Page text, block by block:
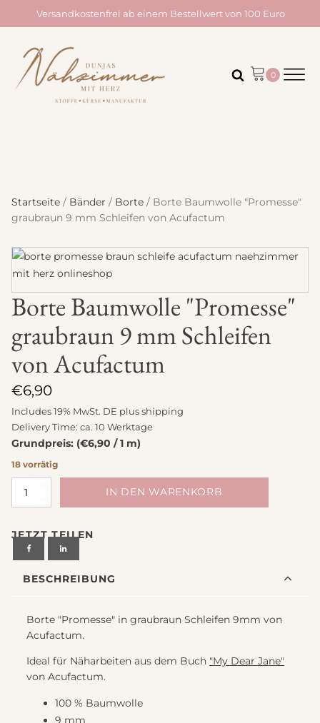
Versandkostenfrei ab einem Bestellwert von 100 Euro
Startseite / Bänder / Borte / Borte Baumwolle "Promesse"
graubraun 9 mm Schleifen von Acufactum
Borte Baumwolle "Promesse"
graubraun 9 mm Schleifen
von Acufactum
€6,90
Includes 19% MwSt. DE plusshipping
Delivery Time: ca. 10 Werktage
Grundpreis: (€6,90 / 1 m)
18 vorrätig
Borte
Baumwolle
graubraun
Schleifen
Menge
IN DEN WARENKORB
JETZT TEILEN
BESCHREIBUNG
Borte "Promesse" in graubraun Schleifen 9mm von
Acufactum.
Ideal für Näharbeiten aus dem Buch "My Dear Jane"
von Acufactum.
100 % Baumwolle